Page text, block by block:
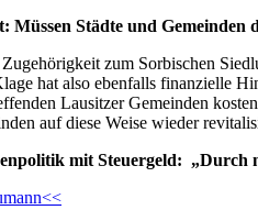
Müssen Städte und Gemeinden
zum Sorbischen
hat also ebenfalls finanzielle
Lausitzer Gemeinden
auf diese Weise wieder
mit Steuergeld: „Durch